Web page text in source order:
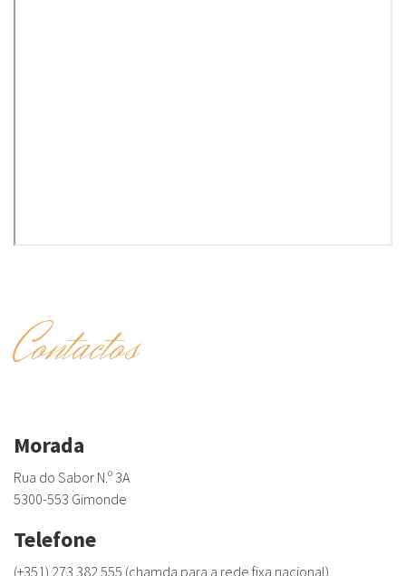
Contactos
Morada
Rua do Sabor N.º 3A
5300-553 Gimonde
Telefone
(+351) 273 382 555 (chamda para a rede fixa nacional)